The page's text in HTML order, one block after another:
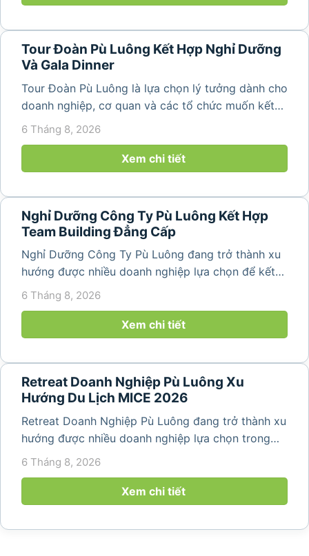
Tour Đoàn Pù Luông Kết Hợp Nghỉ Dưỡng
Và Gala Dinner
Tour Đoàn Pù Luông là lựa chọn lý tưởng dành cho
doanh nghiệp, cơ quan và các tổ chức muốn kết
hợp nghỉ dưỡng, tham quan và tổ chức các hoạt
động gắn kết tập thể. Với cảnh quan thiên nhiên
nguyên sơ, không khí...
6 Tháng 8, 2026
Xem chi tiết
Nghỉ Dưỡng Công Ty Pù Luông Kết Hợp
Team Building Đẳng Cấp
Nghỉ Dưỡng Công Ty Pù Luông đang trở thành xu
hướng được nhiều doanh nghiệp lựa chọn để kết
hợp giữa nghỉ ngơi, tái tạo năng lượng và xây
lịch đơn thuần, nhiều công ty...
6 Tháng 8, 2026
Xem chi tiết
Retreat Doanh Nghiệp Pù Luông Xu
Hướng Du Lịch MICE 2026
Retreat Doanh Nghiệp Pù Luông đang trở thành xu
hướng được nhiều doanh nghiệp lựa chọn trong
năm 2026 khi nhu cầu kết hợp nghỉ dưỡng, hội
họp và gắn kết đội ngũ ngày càng tăng. Không chỉ
mang đến khoảng thời gian thư giãn...
6 Tháng 8, 2026
Xem chi tiết